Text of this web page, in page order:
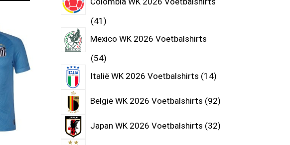
41
Mexico WK 2026 Voetbalshirts
54
Italië WK 2026 Voetbalshirts 14
België WK 2026 Voetbalshirts 92
Japan WK 2026 Voetbalshirts 32